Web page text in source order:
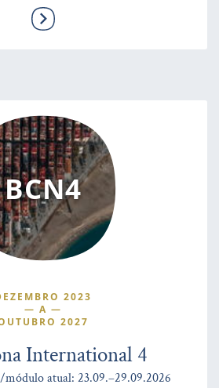
BCN4
2023
— A —
2027
International 4
atual: 23.09.–29.09.2026